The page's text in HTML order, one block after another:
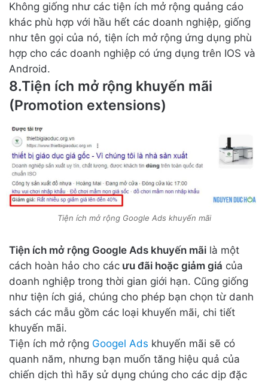
Không giống như các tiện ích mở rộng quảng cáo
khác phù hợp với hầu hết các doanh nghiệp, giống
như tên gọi của nó, tiện ích mở rộng ứng dụng phù
hợp cho các doanh nghiệp có ứng dụng trên IOS và
Android.
8.Tiện ích mở rộng khuyến mãi
(Promotion extensions)
Tiện ích mở rộng Google Ads khuyến mãi
Tiện ích mở rộng Google Ads khuyến mãi là một
cách hoàn hảo cho các ưu đãi hoặc giảm giá của
doanh nghiệp trong thời gian giới hạn. Cũng giống
như tiện ích giá, chúng cho phép bạn chọn từ danh
sách các mẫu gồm các loại khuyến mãi, chi tiết
khuyến mãi.
Tiện ích mở rộng Googel Ads khuyến mãi sẽ có
quanh năm, nhưng bạn muốn tăng hiệu quả của
chiến dịch thì hãy sử dụng chúng cho các dịp đặc